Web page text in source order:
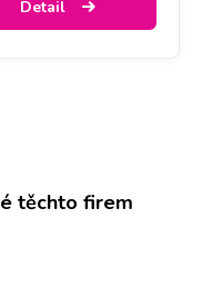
Detail
těchto firem